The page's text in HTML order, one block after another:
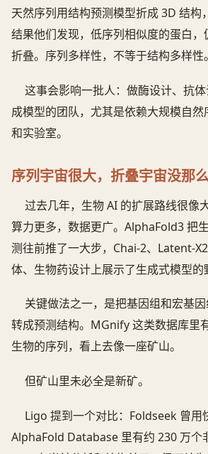
天然序列用结构预测模型折成 3D 结构
结果他们发现，低序列相似度的蛋白
折叠。序列多样性，不等于结构多样性。
这事会影响一批人：做酶设计、抗
成模型的团队，尤其是依赖大规模自
和实验室。
序列宇宙很大，折叠宇宙没那
过去几年，生物 AI 的扩展路线很像
算力更多，数据更广。AlphaFold3 把
测往前推了一大步，Chai-2、Latent-
体、生物药设计上展示了生成式模型的
关键做法之一，是把基因组和宏基因
转成预测结构。MGnify 这类数据库里
生物的序列，看上去像一座矿山。
但矿山里未必全是新矿。
Ligo 提到一个对比：Foldseek 曾用
AlphaFold Database 里有约 230 万个